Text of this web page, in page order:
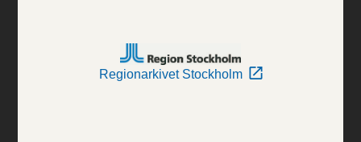
Regionarkivet Stockholm